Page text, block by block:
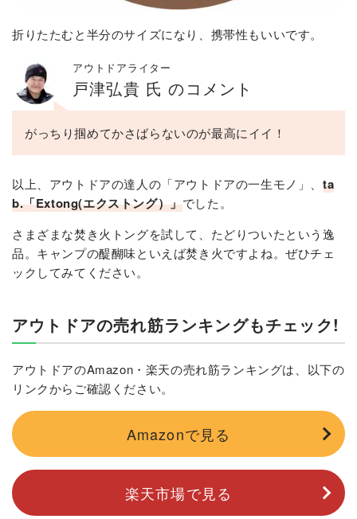
折りたたむと半分のサイズになり、携帯性もいいです。
アウトドアライター
戸津弘貴 氏 のコメント
がっちり掴めてかさばらないのが最高にイイ！
以上、アウトドアの達人の「アウトドアの一生モノ」、 ta
b.「Extong(エクストング）」でした。
さまざまな焚き火トングを試して、たどりついたという逸
品。キャンプの醍醐味といえば焚き火ですよね。ぜひチェ
ックしてみてください。
アウトドアの売れ筋ランキングもチェック!
アウトドアのAmazon・楽天の売れ筋ランキングは、以下の
リンクからご確認ください。
Amazonで見る
楽天市場で見る